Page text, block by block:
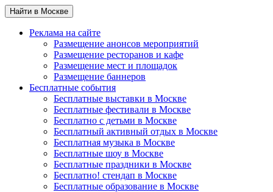
Найти в Москве
Реклама на сайте
Размещение анонсов мероприятий
Размещение ресторанов и кафе
Размещение мест и площадок
Размещение баннеров
Бесплатные события
Бесплатные выставки в Москве
Бесплатные фестивали в Москве
Бесплатно с детьми в Москве
Бесплатный активный отдых в Москве
Бесплатная музыка в Москве
Бесплатные шоу в Москве
Бесплатные праздники в Москве
Бесплатно! стендап в Москве
Бесплатные образование в Москве